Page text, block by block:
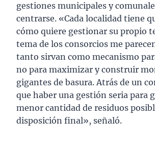
gestiones municipales y
centrarse. «Cada localidad tiene
cómo quiere gestionar su propio
tema de los consorcios me
tanto sirvan como mecanismo
no para maximizar y construir
gigantes de basura. Atrás de un
que haber una gestión seria para
menor cantidad de residuos
disposición final», señaló.